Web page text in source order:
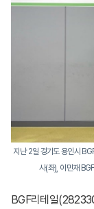
지난 2일 경기도 용인시
사(좌), 이민재
BGF리테일